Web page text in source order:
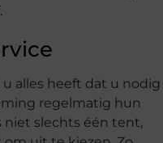
alles heeft dat u nodig
regelmatig hun
niet slechts één tent,